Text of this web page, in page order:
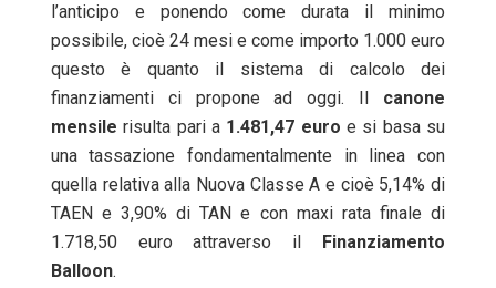
l’anticipo e ponendo come durata il minimo
possibile, cioè 24 mesi e come importo 1.000 euro
questo è quanto il sistema di calcolo dei
finanziamenti ci propone ad oggi. Il canone
mensile risulta pari a 1.481,47 euro e si basa su
una tassazione fondamentalmente in linea con
quella relativa alla Nuova Classe A e cioè 5,14% di
TAEN e 3,90% di TAN e con maxi rata finale di
1.718,50 euro attraverso il
Finanziamento
Balloon.